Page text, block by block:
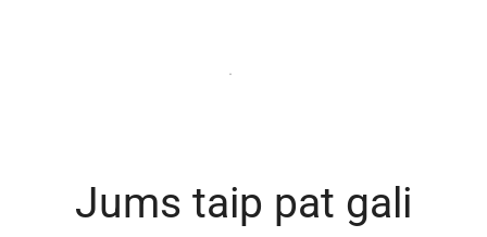
Jums taip pat gali